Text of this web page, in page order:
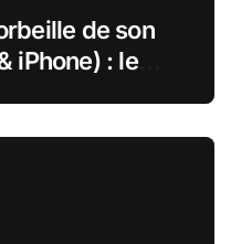
de son
iPhone) : le